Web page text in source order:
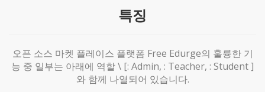
특징
오픈 소스 마켓 플레이스 플랫폼 Free Edurge의 훌륭한 기
능 중 일부는 아래에 역할 \ [: Admin, : Teacher, : Student ]
와 함께 나열되어 있습니다.